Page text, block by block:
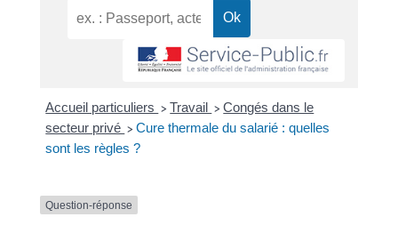
Accueil particuliers > Travail > Congés dans le
secteur privé > Cure thermale du salarié : quelles
sont les règles ?
Question-réponse